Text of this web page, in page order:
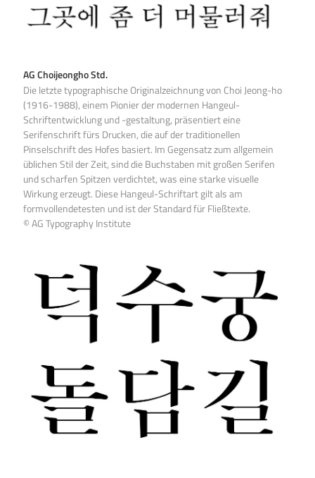
AG Choijeongho Std.
Die letzte typographische Originalzeichnung von Choi Jeong-ho
(1916-1988), einem Pionier der modernen Hangeul-
Schriftentwicklung und -gestaltung, präsentiert eine
Serifenschrift fürs Drucken, die auf der traditionellen
Pinselschrift des Hofes basiert. Im Gegensatz zum allgemein
üblichen Stil der Zeit, sind die Buchstaben mit großen Serifen
und scharfen Spitzen verdichtet, was eine starke visuelle
Wirkung erzeugt. Diese Hangeul-Schriftart gilt als am
formvollendetesten und ist der Standard für Fließtexte.
© AG Typography Institute